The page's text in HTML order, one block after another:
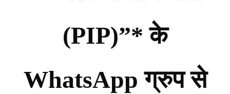
(PIP)”* के
WhatsApp ग्रुप से